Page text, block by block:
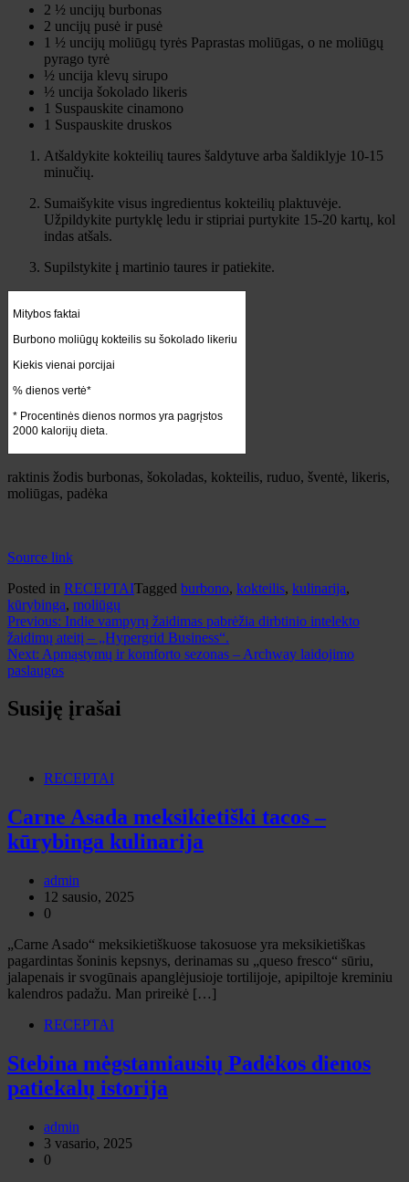
2 ½ uncijų burbonas
2 uncijų pusė ir pusė
1 ½ uncijų moliūgų tyrės Paprastas moliūgas, o ne moliūgų
pyrago tyrė
½ uncija klevų sirupo
½ uncija šokolado likeris
1 Suspauskite cinamono
1 Suspauskite druskos
Atšaldykite kokteilių taures šaldytuve arba šaldiklyje 10-15
minučių.
Sumaišykite visus ingredientus kokteilių plaktuvėje.
Užpildykite purtyklę ledu ir stipriai purtykite 15-20 kartų, kol
indas atšals.
Supilstykite į martinio taures ir patiekite.
Mitybos faktai
Burbono moliūgų kokteilis su šokolado likeriu
Kiekis vienai porcijai
% dienos vertė*
* Procentinės dienos normos yra pagrįstos
2000 kalorijų dieta.
raktinis žodis burbonas, šokoladas, kokteilis, ruduo, šventė, likeris,
moliūgas, padėka
Source link
Posted in RECEPTAITagged burbono, kokteilis, kulinarija,
kūrybinga, moliūgų
Navigacija
tarp
įrašų
Previous: Indie vampyrų žaidimas pabrėžia dirbtinio intelekto
žaidimų ateitį – „Hypergrid Business“.
Next: Apmąstymų ir komforto sezonas – Archway laidojimo
paslaugos
Susiję įrašai
RECEPTAI
Carne Asada meksikietiški tacos –
kūrybinga kulinarija
admin
12 sausio, 2025
0
„Carne Asado“ meksikietiškuose takosuose yra meksikietiškas
pagardintas šoninis kepsnys, derinamas su „queso fresco“ sūriu,
jalapenais ir svogūnais apanglėjusioje tortilijoje, apipiltoje kreminiu
kalendros padažu. Man prireikė […]
RECEPTAI
Stebina mėgstamiausių Padėkos dienos
patiekalų istorija
admin
3 vasario, 2025
0